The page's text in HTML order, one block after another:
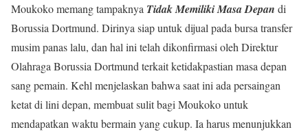
Moukoko memang tampaknya Tidak Memiliki Masa Depan di
Borussia Dortmund. Dirinya siap untuk dijual pada bursa transfer
musim panas lalu, dan hal ini telah dikonfirmasi oleh Direktur
Olahraga Borussia Dortmund terkait ketidakpastian masa depan
sang pemain. Kehl menjelaskan bahwa saat ini ada persaingan
ketat di lini depan, membuat sulit bagi Moukoko untuk
mendapatkan waktu bermain yang cukup. Ia harus menunjukkan